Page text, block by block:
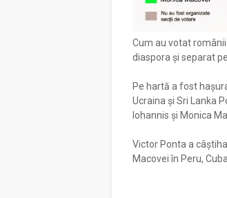
Cum au votat
diaspora și separat
Pe hartă a fost
Ucraina și Sri Lanka
Iohannis și Monica
Victor Ponta a
Macovei în Peru,